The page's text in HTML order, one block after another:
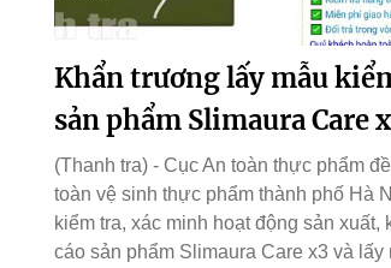
Khẩn trương lấy mẫu
sản phẩm Slimaura Care
(Thanh tra) - Cục An toàn thực phẩm
toàn vệ sinh thực phẩm thành phố Hà
kiểm tra, xác minh hoạt động sản xuất,
cáo sản phẩm Slimaura Care x3 và lấy